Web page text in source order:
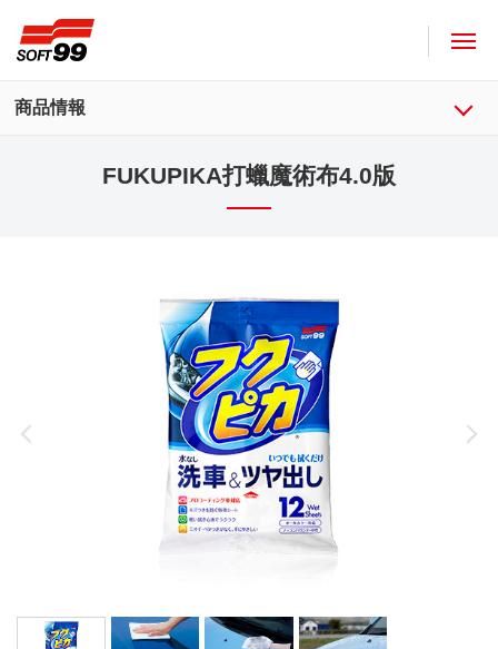
商品情報
FUKUPIKA打蠟魔術布4.0版